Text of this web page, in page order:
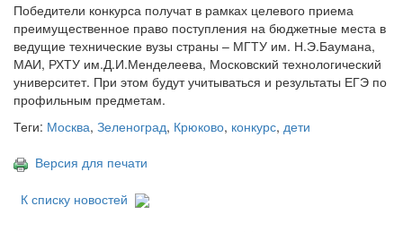
Победители конкурса получат в рамках целевого приема
преимущественное право поступления на бюджетные места в
ведущие технические вузы страны – МГТУ им. Н.Э.Баумана,
МАИ, РХТУ им.Д.И.Менделеева, Московский технологический
университет. При этом будут учитываться и результаты ЕГЭ по
профильным предметам.
Теги: Москва, Зеленоград, Крюково, конкурс, дети
Версия для печати
К списку новостей